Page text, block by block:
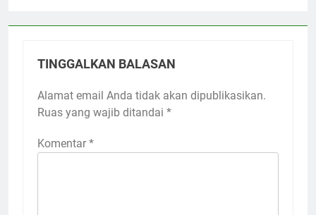
TINGGALKAN BALASAN
Alamat email Anda tidak akan dipublikasikan.
Ruas yang wajib ditandai *
Komentar *